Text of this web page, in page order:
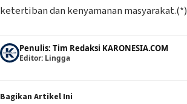
ketertiban dan kenyamanan masyarakat.(*)
Penulis: Tim Redaksi KARONESIA.COM
Editor: Lingga
Bagikan Artikel Ini